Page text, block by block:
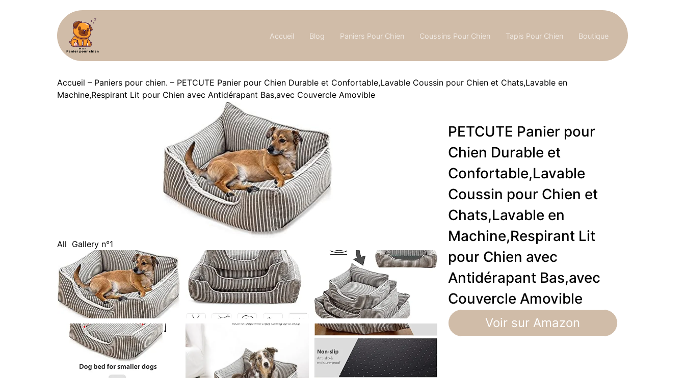
Accueil Blog Paniers Pour Chien Coussins Pour Chien Tapis Pour Chien Boutique
Accueil – Paniers pour chien. – PETCUTE Panier pour Chien Durable et Confortable,Lavable Coussin pour Chien et Chats,Lavable en
Machine,Respirant Lit pour Chien avec Antidérapant Bas,avec Couvercle Amovible
All Gallery n°1
PETCUTE Panier pour
Chien Durable et
Confortable,Lavable
Coussin pour Chien et
Chats,Lavable en
Machine,Respirant Lit
pour Chien avec
Antidérapant Bas,avec
Couvercle Amovible
Voir sur Amazon